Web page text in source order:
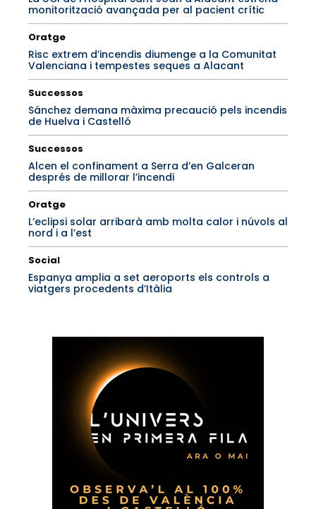
monitorització avançada per al pacient crític
Oratge
Risc extrem d’incendis diumenge a la Comunitat
Valenciana i tempestes seques a Alacant
Successos
Sánchez demana màxima precaució pels incendis
de Huelva i Castelló
Successos
Alcen el confinament a Serra d’en Galceran
després de millorar l’incendi
Oratge
L’eclipsi solar arribarà amb molta calor i núvols al
nord i a l’est
Social
Espanya amplia a set aeroports els controls a
viatgers procedents d’Itàlia